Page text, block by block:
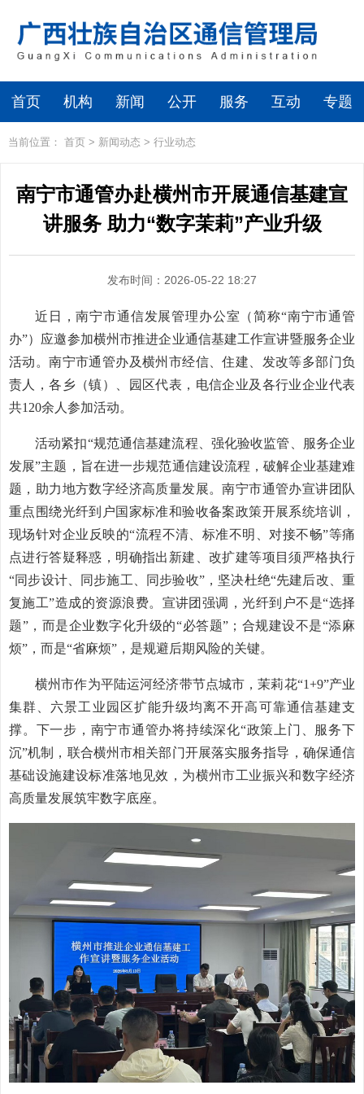
首页 机构 新闻 公开 服务 互动 专题
当前位置： 首页 > 新闻动态 > 行业动态
南宁市通管办赴横州市开展通信基建宣
讲服务 助力“数字茉莉”产业升级
发布时间：2026-05-22 18:27
近日，南宁市通信发展管理办公室（简称“南宁市通管
办”）应邀参加横州市推进企业通信基建工作宣讲暨服务企业
活动。南宁市通管办及横州市经信、住建、发改等多部门负
责人，各乡（镇）、园区代表，电信企业及各行业企业代表
共120余人参加活动。
活动紧扣“规范通信基建流程、强化验收监管、服务企业
发展”主题，旨在进一步规范通信建设流程，破解企业基建难
题，助力地方数字经济高质量发展。南宁市通管办宣讲团队
重点围绕光纤到户国家标准和验收备案政策开展系统培训，
现场针对企业反映的“流程不清、标准不明、对接不畅”等痛
点进行答疑释惑，明确指出新建、改扩建等项目须严格执行
“同步设计、同步施工、同步验收”，坚决杜绝“先建后改、重
复施工”造成的资源浪费。宣讲团强调，光纤到户不是“选择
题”，而是企业数字化升级的“必答题”；合规建设不是“添麻
烦”，而是“省麻烦”，是规避后期风险的关键。
横州市作为平陆运河经济带节点城市，茉莉花“1+9”产业
集群、六景工业园区扩能升级均离不开高可靠通信基建支
撑。下一步，南宁市通管办将持续深化“政策上门、服务下
沉”机制，联合横州市相关部门开展落实服务指导，确保通信
基础设施建设标准落地见效，为横州市工业振兴和数字经济
高质量发展筑牢数字底座。